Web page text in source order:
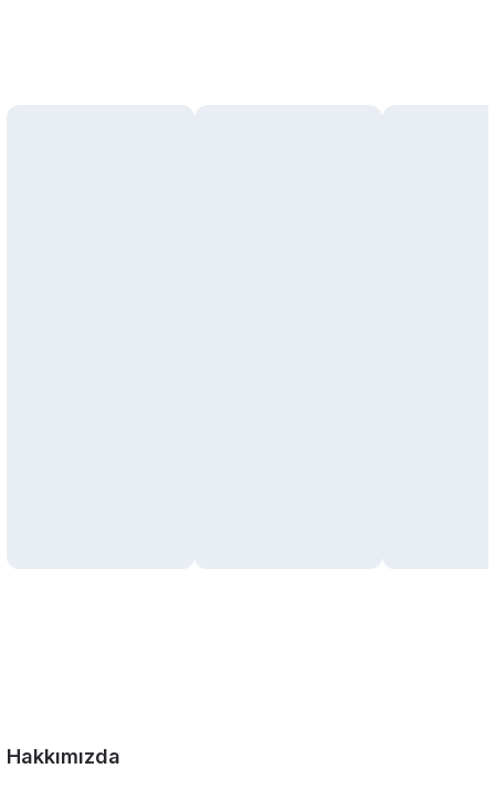
Hakkımızda